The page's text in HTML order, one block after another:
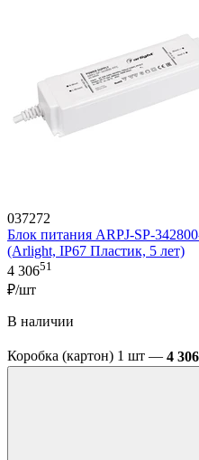
037272
Блок питания ARPJ-SP-
(Arlight, IP67 Пластик, 5 лет)
4 30651
₽/шт
В наличии
Коробка (картон) 1 шт — 4 306